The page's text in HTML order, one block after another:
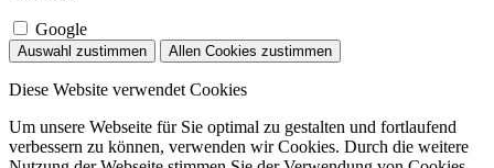
Google
Auswahl zustimmen Allen Cookies zustimmen
Diese Website verwendet Cookies
Um unsere Webseite für Sie optimal zu gestalten und fortlaufend
verbessern zu können, verwenden wir Cookies. Durch die weitere